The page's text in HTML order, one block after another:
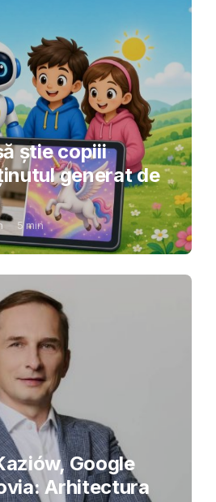
știe copiii
generat de
5 min
Google
Arhitectura